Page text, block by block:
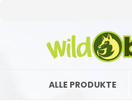
ALLE PRODUKTE